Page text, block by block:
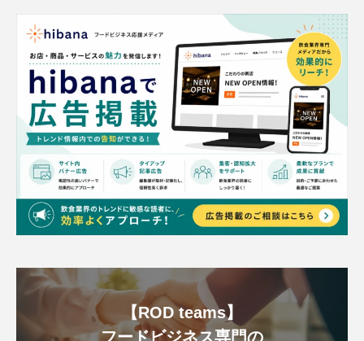
【ROD teams】
フードビジネス専門の